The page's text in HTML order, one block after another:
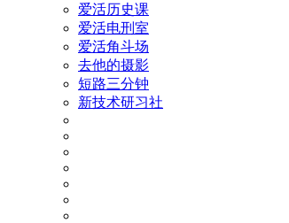
爱活历史课
爱活电刑室
爱活角斗场
去他的摄影
短路三分钟
新技术研习社